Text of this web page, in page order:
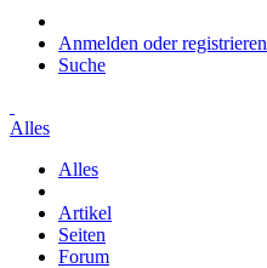
Anmelden oder registrieren
Suche
Alles
Alles
Artikel
Seiten
Forum